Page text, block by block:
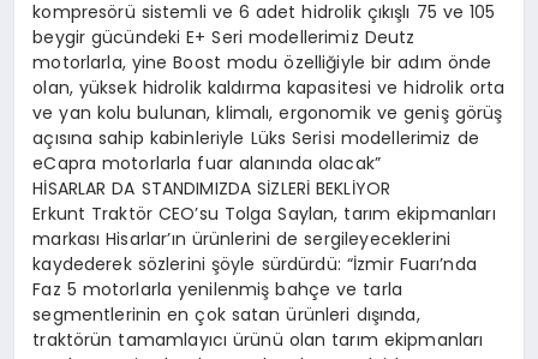
kompresörü sistemli ve 6 adet hidrolik çıkışlı 75 ve 105
beygir gücündeki E+ Seri modellerimiz Deutz
motorlarla, yine Boost modu özelliğiyle bir adım önde
olan, yüksek hidrolik kaldırma kapasitesi ve hidrolik orta
ve yan kolu bulunan, klimalı, ergonomik ve geniş görüş
açısına sahip kabinleriyle Lüks Serisi modellerimiz de
eCapra motorlarla fuar alanında olacak”
HİSARLAR DA STANDIMIZDA SİZLERİ BEKLİYOR
Erkunt Traktör CEO’su Tolga Saylan, tarım ekipmanları
markası Hisarlar’ın ürünlerini de sergileyeceklerini
kaydederek sözlerini şöyle sürdürdü: “İzmir Fuarı’nda
Faz 5 motorlarla yenilenmiş bahçe ve tarla
segmentlerinin en çok satan ürünleri dışında,
traktörün tamamlayıcı ürünü olan tarım ekipmanları